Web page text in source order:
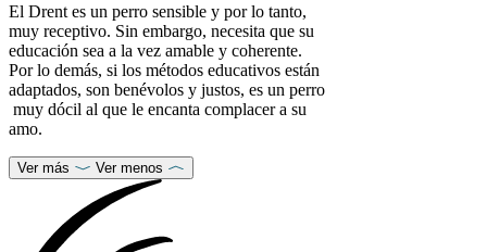
El Drent es un perro sensible y por lo tanto,
muy receptivo. Sin embargo, necesita que su
educación sea a la vez amable y coherente.
Por lo demás, si los métodos educativos están
adaptados, son benévolos y justos, es un perro
muy dócil al que le encanta complacer a su
amo.
Ver más Ver menos